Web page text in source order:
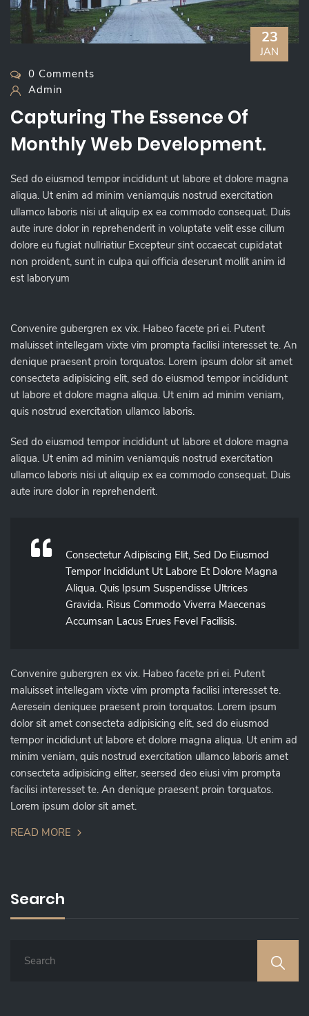
23
JAN
0 Comments
Admin
Capturing The Essence Of
Monthly Web Development.
Sed do eiusmod tempor incididunt ut labore et dolore magna
aliqua. Ut enim ad minim veniamquis nostrud exercitation
ullamco laboris nisi ut aliquip ex ea commodo consequat. Duis
aute irure dolor in reprehenderit in voluptate velit esse cillum
dolore eu fugiat nullriatiur Excepteur sint occaecat cupidatat
non proident, sunt in culpa qui officia deserunt mollit anim id
est laboryum
Convenire gubergren ex vix. Habeo facete pri ei. Putent
maluisset intellegam vixte vim prompta facilisi interesset te. An
denique praesent proin torquatos. Lorem ipsum dolor sit amet
consecteta adipisicing elit, sed do eiusmod tempor incididunt
ut labore et dolore magna aliqua. Ut enim ad minim veniam,
quis nostrud exercitation ullamco laboris.
Sed do eiusmod tempor incididunt ut labore et dolore magna
aliqua. Ut enim ad minim veniamquis nostrud exercitation
ullamco laboris nisi ut aliquip ex ea commodo consequat. Duis
aute irure dolor in reprehenderit.
Consectetur Adipiscing Elit, Sed Do Eiusmod
Tempor Incididunt Ut Labore Et Dolore Magna
Aliqua. Quis Ipsum Suspendisse Ultrices
Gravida. Risus Commodo Viverra Maecenas
Accumsan Lacus Erues Fevel Facilisis.
Convenire gubergren ex vix. Habeo facete pri ei. Putent
maluisset intellegam vixte vim prompta facilisi interesset te.
Aeresein deniquee praesent proin torquatos. Lorem ipsum
dolor sit amet consecteta adipisicing elit, sed do eiusmod
tempor incididunt ut labore et dolore magna aliqua. Ut enim ad
minim veniam, quis nostrud exercitation ullamco laboris amet
consecteta adipisicing eliter, seersed deo eiusi vim prompta
facilisi interesset te. An denique praesent proin torquatos.
Lorem ipsum dolor sit amet.
READ MORE
Search